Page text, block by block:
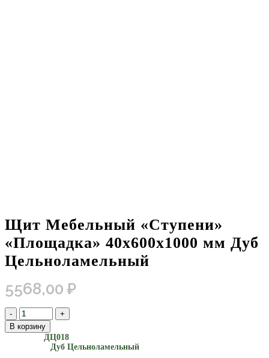
Щит Мебельный «Ступени»
«Площадка» 40х600х1000 мм Дуб
Цельноламельный
5568,00 ₽
В корзину
ДЦ018
Дуб Цельноламельный